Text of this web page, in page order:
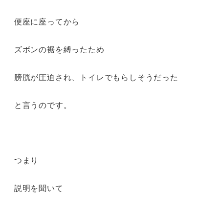
便座に座ってから
ズボンの裾を縛ったため
膀胱が圧迫され、トイレでもらしそうだった
と言うのです。
つまり
説明を聞いて